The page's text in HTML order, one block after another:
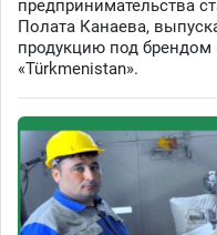
предпринимательства
Полата Канаева,
продукцию под брендом
«Türkmenistan».